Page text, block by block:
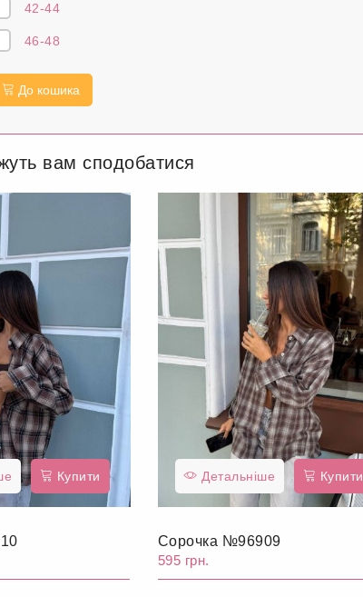
42-44
46-48
До кошика
вам сподобатися
Купити Детальніше Купити
Сорочка №96909
595 грн.